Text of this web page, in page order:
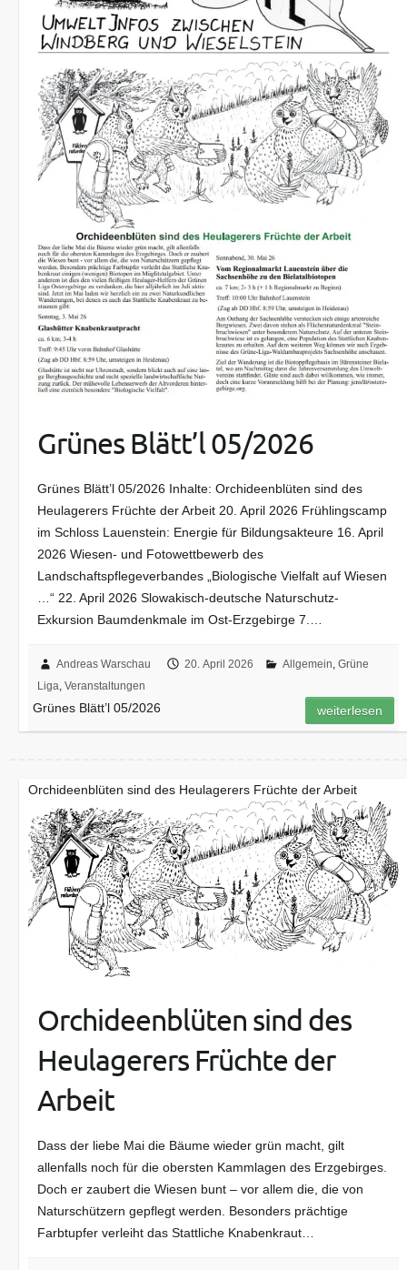
Grünes Blätt’l 05/2026
Grünes Blätt’l 05/2026 Inhalte: Orchideenblüten sind des
Heulagerers Früchte der Arbeit 20. April 2026 Frühlingscamp
im Schloss Lauenstein: Energie für Bildungsakteure 16. April
2026 Wiesen- und Fotowettbewerb des
Landschaftspflegeverbandes „Biologische Vielfalt auf Wiesen
…“ 22. April 2026 Slowakisch-deutsche Naturschutz-
Exkursion Baumdenkmale im Ost-Erzgebirge 7.…
Andreas Warschau 20. April 2026 Allgemein,Grüne
Liga,Veranstaltungen
Grünes Blätt’l 05/2026 weiterlesen
Orchideenblüten sind des Heulagerers Früchte der Arbeit
Orchideenblüten sind des
Heulagerers Früchte der
Arbeit
Dass der liebe Mai die Bäume wieder grün macht, gilt
allenfalls noch für die obersten Kammlagen des Erzgebirges.
Doch er zaubert die Wiesen bunt – vor allem die, die von
Naturschützern gepflegt werden. Besonders prächtige
Farbtupfer verleiht das Stattliche Knabenkraut…